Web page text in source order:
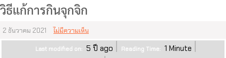
วิธีแก้การกินจุกจิก
2 ธันวาคม 2021 ไม่มีความเห็น
Last modified on: 5 ปี ago Reading Time: 1 Minute